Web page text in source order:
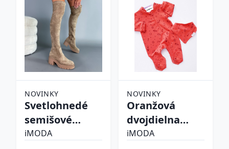
NOVINKY
Svetlohnedé
semišové
vysoké čižmy
iMODA
NOVINKY
Oranžová
dvojdielna
bavlnená
iMODA